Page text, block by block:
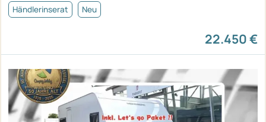
Händlerinserat Neu
22.450 €